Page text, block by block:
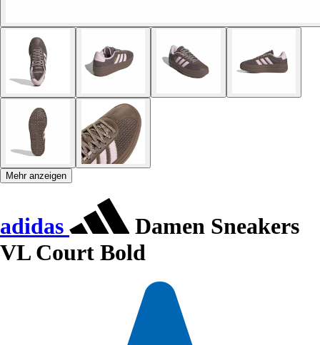
Mehr anzeigen
adidas
Damen Sneakers
VL Court Bold